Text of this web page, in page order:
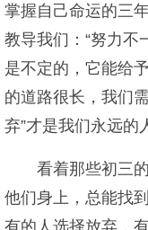
掌握自己命运的三
教导我们：“努力不
是不定的，它能给
的道路很长，我们
弃”才是我们永远的
看着那些初三
他们身上，总能找
有的人选择放弃，